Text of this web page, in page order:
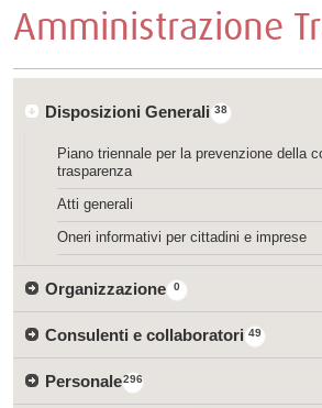
Amministrazione
38
Disposizioni Generali
Piano triennale per la prevenzione della
trasparenza
Atti generali
Oneri informativi per cittadini e imprese
0
Organizzazione
49
Consulenti e collaboratori
296
Personale